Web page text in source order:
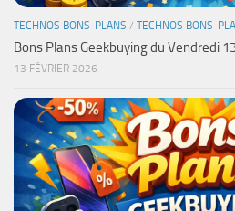
TECHNOS BONS-PLANS / TECHNOS BONS-
Bons Plans Geekbuying du Vendredi
13 FÉVRIER 2026